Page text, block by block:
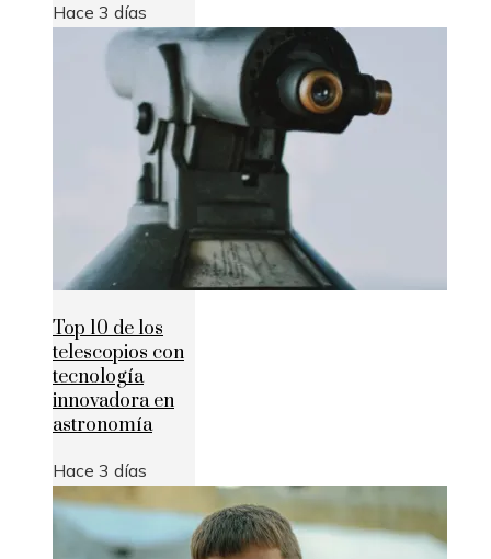
Hace 3 días
Top 10 de los
telescopios con
tecnología
innovadora en
astronomía
Hace 3 días